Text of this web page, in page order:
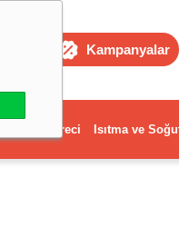
Kampanyalar
ve Ev Gereci Isıtma ve